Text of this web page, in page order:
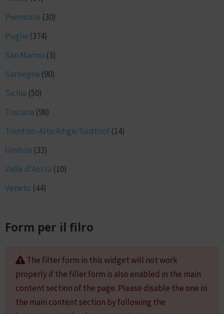
Piemonte (30)
Puglia (374)
San Marino (3)
Sardegna (90)
Sicilia (50)
Toscana (98)
Trentino-Alto Adige/Südtirol (14)
Umbria (33)
Valle d'Aosta (10)
Veneto (44)
Form per il filro
The filter form in this widget will not work
properly if the filler form is also enabled in the main
content section of the page. Please disable the one in
the main content section by following the